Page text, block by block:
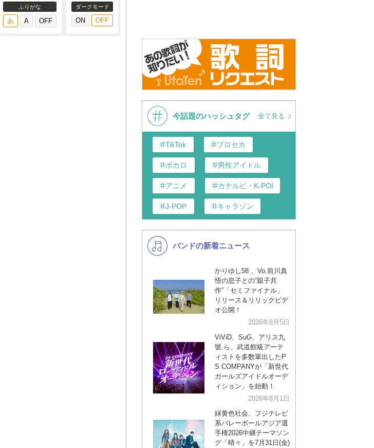
ふりがな ダークモード
今話題のハッシュタグ 全て見る
TikTok プロセカ
ボカロ 男性アイドル
アニメ カナルビ・K-POP和訳
J-POP キャラソン
K-POP 洋楽
演歌・歌謡
VTuber ジャニーズ
バンドの新着ニュース
かりゆし58 、Vo.前川真
悟の息子との“親子共
作”「セミファイナル」
リリース＆リリックビデ
オ公開！
2026年8月5日
ViViD、SuG、アリス九
號.ら、武道館級アーテ
ィストを多数輩出したP
S COMPANYが「新世代
ガールズアイドルオーデ
ィション」を始動！
2026年8月1日
緑黄色社会、フジテレビ
系バレーボールアジア選
手権2026中継テーマソン
グ「晴々」を7月31日(金)